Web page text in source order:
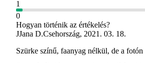
1
0
Hogyan történik az értékelés?
JJana D.Csehország, 2021. 03. 18.
Szürke színű, faanyag nélkül, de a fotón